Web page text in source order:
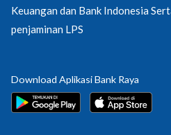
Keuangan dan Bank Indonesia
penjaminan LPS
Download Aplikasi Bank Raya